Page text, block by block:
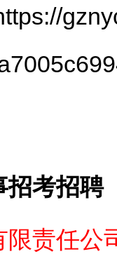
招考招聘
责任公